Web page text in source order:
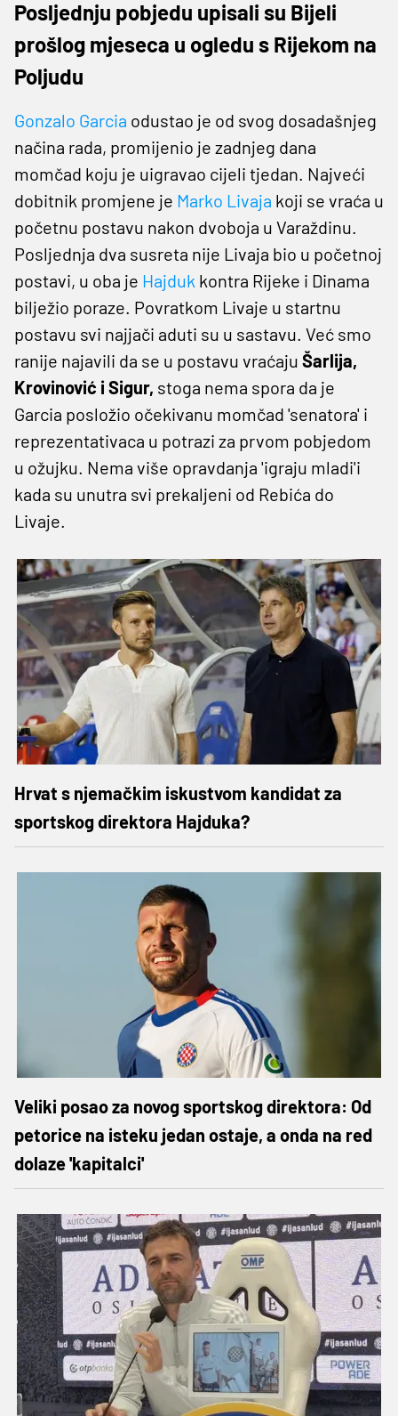
Posljednju pobjedu upisali su Bijeli
prošlog mjeseca u ogledu s Rijekom na
Poljudu
Gonzalo Garcia odustao je od svog dosadašnjeg
načina rada, promijenio je zadnjeg dana
momčad koju je uigravao cijeli tjedan. Najveći
dobitnik promjene je Marko Livaja koji se vraća u
početnu postavu nakon dvoboja u Varaždinu.
Posljednja dva susreta nije Livaja bio u početnoj
postavi, u oba je Hajduk kontra Rijeke i Dinama
bilježio poraze. Povratkom Livaje u startnu
postavu svi najjači aduti su u sastavu. Već smo
ranije najavili da se u postavu vraćaju Šarlija,
Krovinović i Sigur, stoga nema spora da je
Garcia posložio očekivanu momčad 'senatora' i
reprezentativaca u potrazi za prvom pobjedom
u ožujku. Nema više opravdanja 'igraju mladi'i
kada su unutra svi prekaljeni od Rebića do
Livaje.
Hrvat s njemačkim iskustvom kandidat za
sportskog direktora Hajduka?
Veliki posao za novog sportskog direktora: Od
petorice na isteku jedan ostaje, a onda na red
dolaze 'kapitalci'